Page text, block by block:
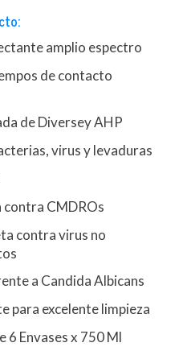
amplio espectro
de contacto
de Diversey AHP
virus y levaduras
contra CMDROs
contra virus no
a Candida Albicans
para excelente limpieza
6 Envases x 750 Ml